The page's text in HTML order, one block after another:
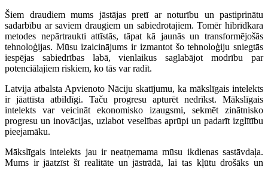
Šiem draudiem mums jāstājas pretī ar noturību un pastiprinātu
sadarbību ar saviem draugiem un sabiedrotajiem. Tomēr hibrīdkara
metodes nepārtraukti attīstās, tāpat kā jaunās un transformējošās
tehnoloģijas. Mūsu izaicinājums ir izmantot šo tehnoloģiju sniegtās
iespējas sabiedrības labā, vienlaikus saglabājot modrību par
potenciālajiem riskiem, ko tās var radīt.
Latvija atbalsta Apvienoto Nāciju skatījumu, ka mākslīgais intelekts
ir jāattīsta atbildīgi. Taču progresu apturēt nedrīkst. Mākslīgais
intelekts var veicināt ekonomisko izaugsmi, sekmēt zinātnisko
progresu un inovācijas, uzlabot veselības aprūpi un padarīt izglītību
pieejamāku.
Mākslīgais intelekts jau ir neatņemama mūsu ikdienas sastāvdaļa.
Mums ir jāatzīst šī realitāte un jāstrādā, lai tas kļūtu drošāks un